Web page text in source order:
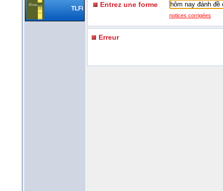
TLFi Entrez une forme
notices corrigées
Erreur